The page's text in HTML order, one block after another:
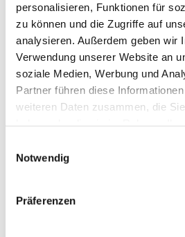
personalisieren, Funktionen für
zu können und die Zugriffe auf
analysieren. Außerdem geben wir
Verwendung unserer Website an
soziale Medien, Werbung und
Partner führen diese
weiteren Daten zusammen, die
Notwendig
Präferenzen
Fährstraße 10
56841 Traben-Trarbach-Wolf
Telefon:0171 7563458
E-Mail:tomcatweyrich@web.de
Öffnungszeiten
Montag - Freitag
Sonntag